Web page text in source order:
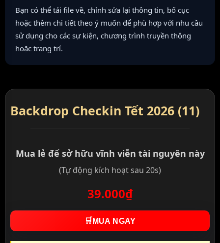
Bạn có thể tải file về, chỉnh sửa lại thông tin, bố cục
hoặc thêm chi tiết theo ý muốn để phù hợp với nhu cầu
sử dụng cho các sự kiện, chương trình truyền thông
hoặc trang trí.
Backdrop Checkin Tết 2026 (11)
Mua lẻ để sở hữu vĩnh viễn tài nguyên này
(Tự động kích hoạt sau 20s)
39.000₫
🛒 MUA NGAY